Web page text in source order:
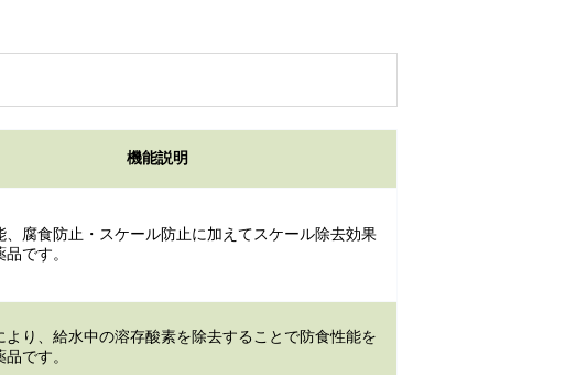
機能説明
、腐食防止・スケール防止に加えてスケール除去効果
です。
より、給水中の溶存酸素を除去することで防食性能を
です。